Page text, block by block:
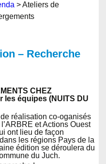
>Ateliers de
– Recherche
CHEZ
les équipes (NUITS DU
réalisation co-oganisés
et Actions Ouest
ont lieu de façon
les régions Pays de la
édition se déroulera du
du Juch.